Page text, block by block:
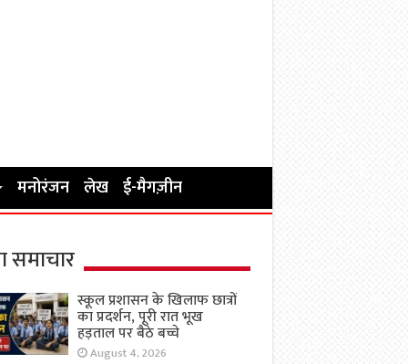
मनोरंजन लेख ई-मैगज़ीन
समाचार
स्कूल प्रशासन के खिलाफ छात्रों
का प्रदर्शन, पूरी रात भूख
हड़ताल पर बैठे बच्चे
August 4, 2026